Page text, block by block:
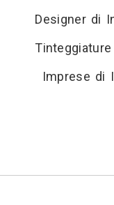
Designer di
Tinteggiature
Imprese di